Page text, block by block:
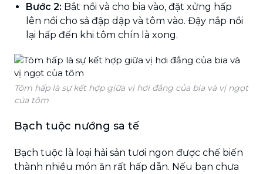
Bước 2: Bắt nồi và cho bia vào, đặt xửng hấp
lên nồi cho sả đập dập và tôm vào. Đậy nắp nồi
lại hấp đến khi tôm chín là xong.
Tôm hấp là sự kết hợp giữa vị hơi đắng của bia và vị ngọt
của tôm
Bạch tuộc nướng sa tế
Bạch tuộc là loại hải sản tươi ngon được chế biến
thành nhiều món ăn rất hấp dẫn. Nếu bạn chưa